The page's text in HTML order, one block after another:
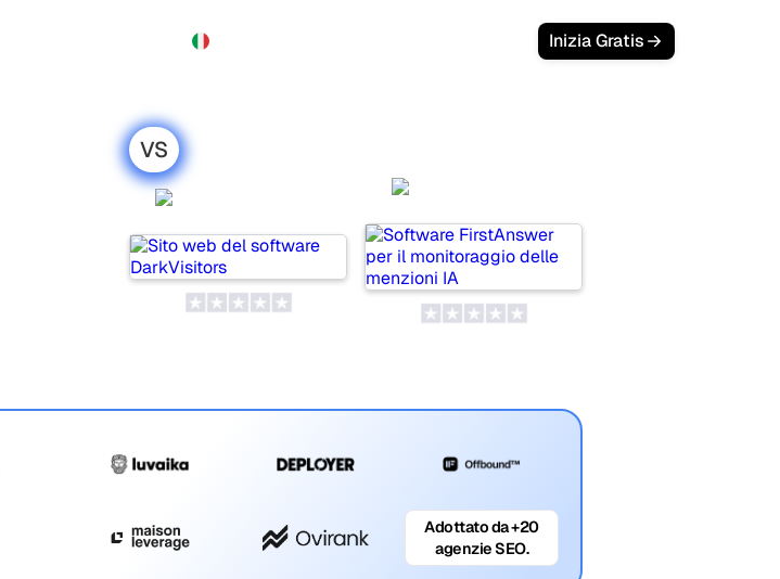
Inizia Gratis
VS
Adottato da +20
agenzie SEO.